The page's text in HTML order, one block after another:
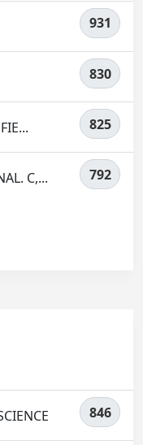
931
830
825
C,... 792
846